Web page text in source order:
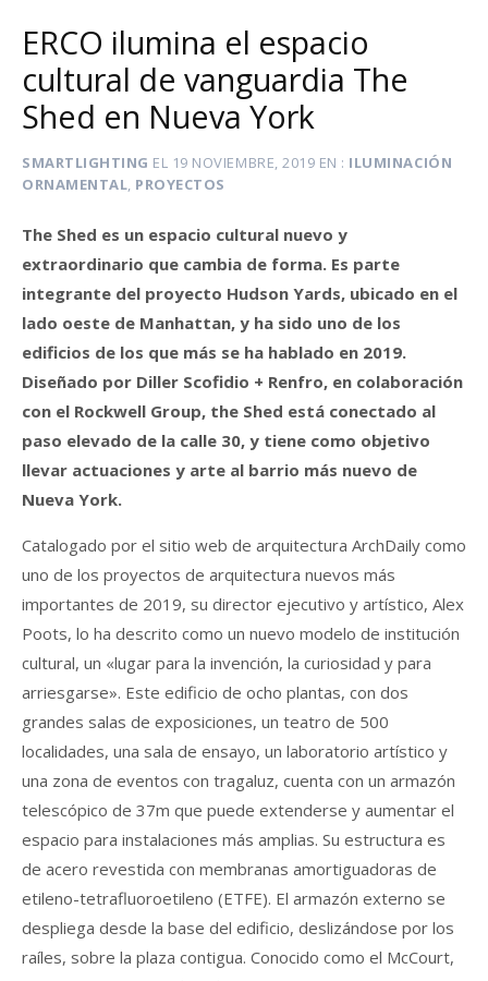
ERCO ilumina el espacio
cultural de vanguardia The
Shed en Nueva York
SMARTLIGHTING EL 19 NOVIEMBRE, 2019 EN
ILUMINACIÓN
ORNAMENTAL, PROYECTOS
The Shed es un espacio cultural nuevo y
extraordinario que cambia de forma. Es parte
integrante del proyecto Hudson Yards, ubicado en el
lado oeste de Manhattan, y ha sido uno de los
edificios de los que más se ha hablado en 2019.
Diseñado por Diller Scofidio + Renfro, en colaboración
con el Rockwell Group, the Shed está conectado al
paso elevado de la calle 30, y tiene como objetivo
llevar actuaciones y arte al barrio más nuevo de
Nueva York.
Catalogado por el sitio web de arquitectura ArchDaily como
uno de los proyectos de arquitectura nuevos más
importantes de 2019, su director ejecutivo y artístico, Alex
Poots, lo ha descrito como un nuevo modelo de institución
cultural, un «lugar para la invención, la curiosidad y para
arriesgarse». Este edificio de ocho plantas, con dos
grandes salas de exposiciones, un teatro de 500
localidades, una sala de ensayo, un laboratorio artístico y
una zona de eventos con tragaluz, cuenta con un armazón
telescópico de 37m que puede extenderse y aumentar el
espacio para instalaciones más amplias. Su estructura es
de acero revestida con membranas amortiguadoras de
etileno-tetrafluoroetileno (ETFE). El armazón externo se
despliega desde la base del edificio, deslizándose por los
raíles, sobre la plaza contigua. Conocido como el McCourt,